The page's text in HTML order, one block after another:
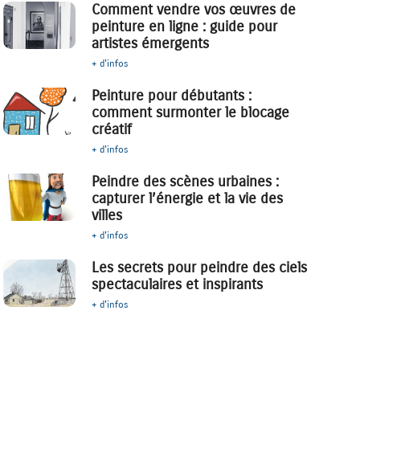
Comment vendre vos œuvres de
peinture en ligne : guide pour
artistes émergents
+ d'infos
Peinture pour débutants :
comment surmonter le blocage
créatif
+ d'infos
Peindre des scènes urbaines :
capturer l’énergie et la vie des
villes
+ d'infos
Les secrets pour peindre des ciels
spectaculaires et inspirants
+ d'infos